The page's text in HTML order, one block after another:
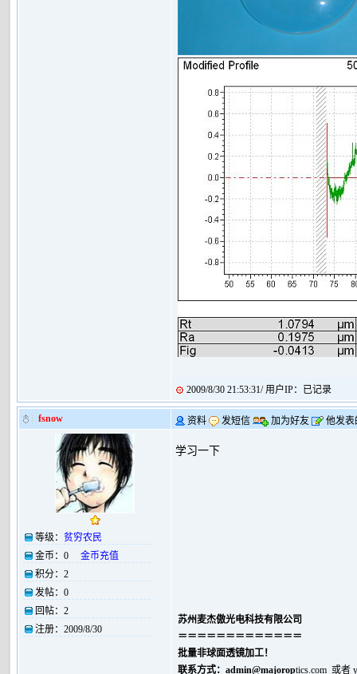
2009/8/30 21:53:31/ 用户IP：已记录
fsnow 资料 发短信 加为好友 他发表
等级： 贫穷农民
金币： 0
金币充值
积分： 2
发帖： 0
回帖： 2
注册： 2009/8/30
学习一下
苏州麦杰傲光电科技有限公司
＝＝＝＝＝＝＝＝＝＝＝＝＝
批量非球面透镜加工！
联系方式： admin@majoroptics.com 或者